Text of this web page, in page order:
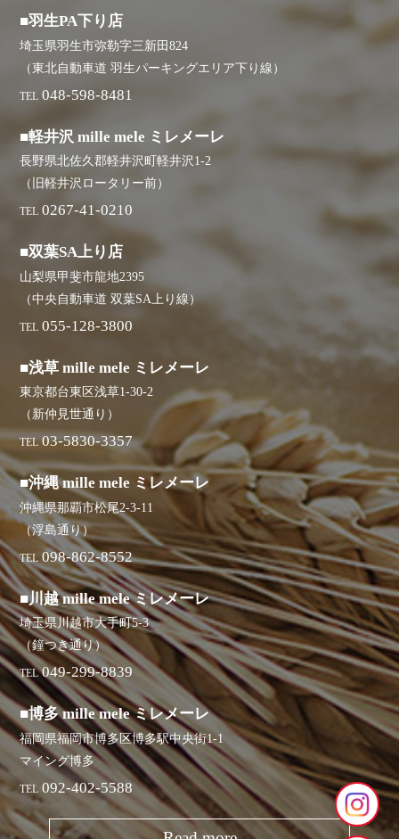
■羽生PA下り店
埼玉県羽生市弥勒字三新田824
（東北自動車道 羽生パーキングエリア下り線）
TEL 048-598-8481
■軽井沢 mille mele ミレメーレ
長野県北佐久郡軽井沢町軽井沢1-2
（旧軽井沢ロータリー前）
TEL 0267-41-0210
■双葉SA上り店
山梨県甲斐市龍地2395
（中央自動車道 双葉SA上り線）
TEL 055-128-3800
■浅草 mille mele ミレメーレ
東京都台東区浅草1-30-2
（新仲見世通り）
TEL 03-5830-3357
■沖縄 mille mele ミレメーレ
沖縄県那覇市松尾2-3-11
（浮島通り）
TEL 098-862-8552
■川越 mille mele ミレメーレ
埼玉県川越市大手町5-3
（鐘つき通り）
TEL 049-299-8839
■博多 mille mele ミレメーレ
福岡県福岡市博多区博多駅中央街1-1
マイング博多
TEL 092-402-5588